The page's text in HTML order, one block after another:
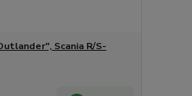
Scania R/S-